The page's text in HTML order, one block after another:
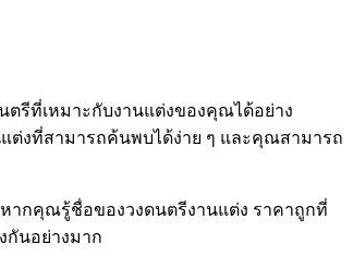
รีที่เหมาะกับงานแต่งของคุณได้อย่าง
ต่งที่สามารถค้นพบได้ง่าย ๆ และคุณสามารถ
ากคุณรู้ชื่อของวงดนตรีงานแต่ง ราคาถูกที่
กันอย่างมาก